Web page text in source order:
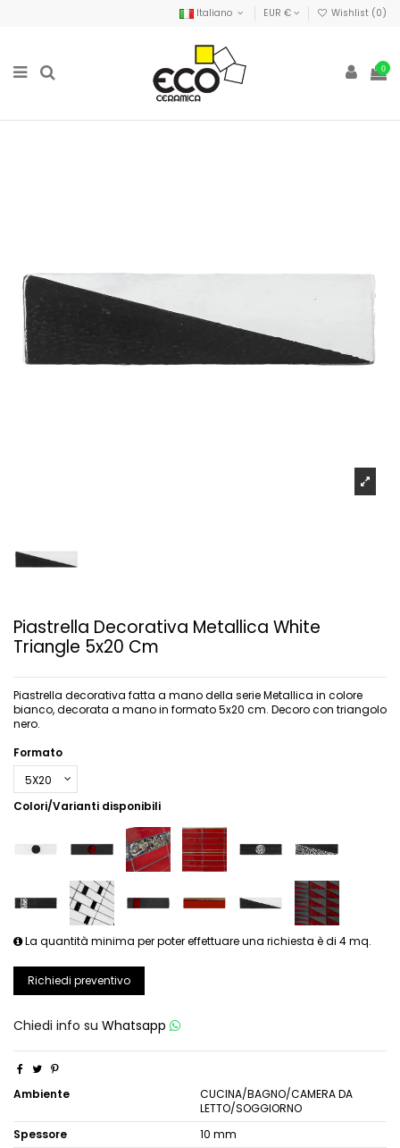
Italiano EUR € Wishlist (0)
0
Piastrella Decorativa Metallica White
Triangle 5x20 Cm
Piastrella decorativa fatta a mano della serie Metallica in colore
bianco, decorata a mano in formato 5x20 cm. Decoro con triangolo
nero.
Formato
Colori/Varianti disponibili
La quantità minima per poter effettuare una richiesta è di 4 mq.
Richiedi preventivo
Chiedi info su Whatsapp
Ambiente
CUCINA/BAGNO/CAMERA DA
LETTO/SOGGIORNO
Spessore
10 mm